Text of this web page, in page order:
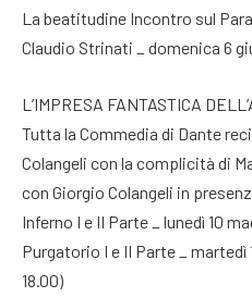
La beatitudine Incontro sul
Claudio Strinati _ domenica 6
L’IMPRESA FANTASTICA
Tutta la Commedia di Dante
Colangeli con la complicità di
con Giorgio Colangeli in
Inferno I e II Parte _ lunedì 10
Purgatorio I e II Parte _ martedì
18.00)